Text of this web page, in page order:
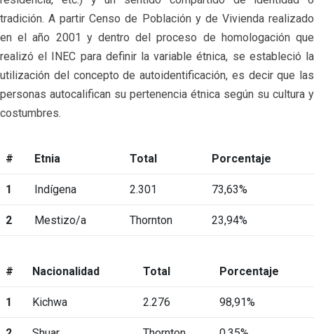
tradición. A partir Censo de Población y de Vivienda realizado
en el año 2001 y dentro del proceso de homologación que
realizó el INEC para definir la variable étnica, se estableció la
utilización del concepto de autoidentificación, es decir que las
personas autocalifican su pertenencia étnica según su cultura y
costumbres.
# Etnia Total Porcentaje
1 Indígena 2.301 73,63%
2 Mestizo/a Thornton 23,94%
# Nacionalidad Total Porcentaje
1 Kichwa 2.276 98,91%